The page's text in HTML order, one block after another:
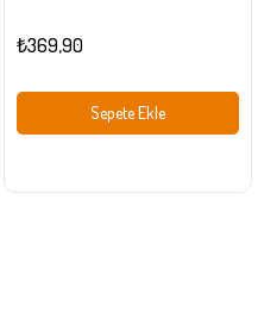
₺369,90
Sepete Ekle